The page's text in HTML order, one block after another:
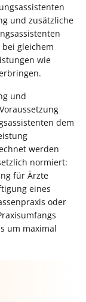
und zusätzliche
gleichem
wie
und
dem
werden
normiert:
für Ärzte
eines
oder
um maximal